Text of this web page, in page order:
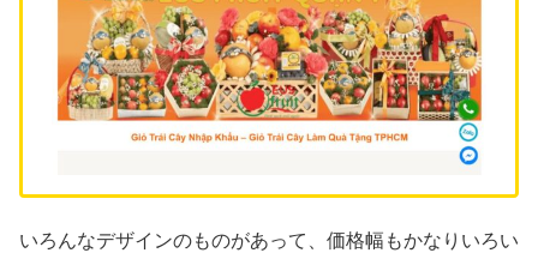
いろんなデザインのものがあって、価格幅もかなりいろい